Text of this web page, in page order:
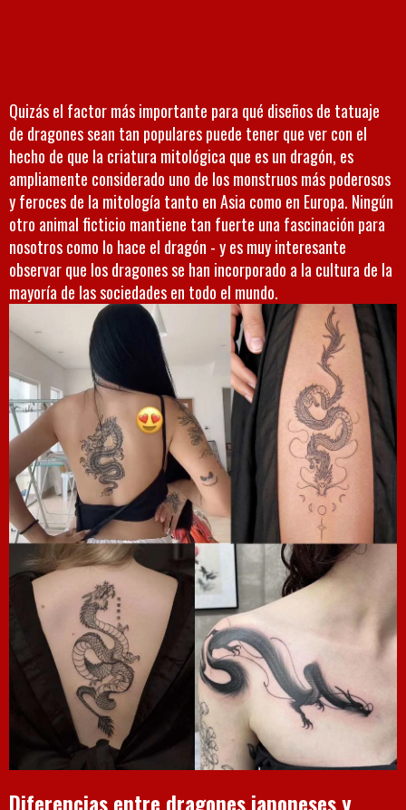
Quizás el factor más importante para qué diseños de tatuaje
de dragones sean tan populares puede tener que ver con el
hecho de que la criatura mitológica que es un dragón, es
ampliamente considerado uno de los monstruos más poderosos
y feroces de la mitología tanto en Asia como en Europa. Ningún
otro animal ficticio mantiene tan fuerte una fascinación para
nosotros como lo hace el dragón - y es muy interesante
observar que los dragones se han incorporado a la cultura de la
mayoría de las sociedades en todo el mundo.
Diferencias entre dragones japoneses y